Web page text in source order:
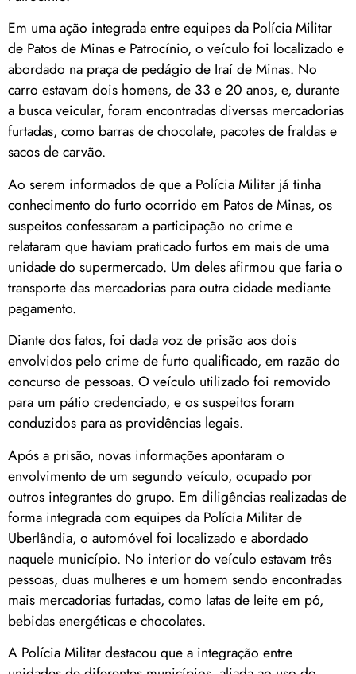
Em uma ação integrada entre equipes da Polícia Militar
de Patos de Minas e Patrocínio, o veículo foi localizado e
abordado na praça de pedágio de Iraí de Minas. No
carro estavam dois homens, de 33 e 20 anos, e, durante
a busca veicular, foram encontradas diversas mercadorias
furtadas, como barras de chocolate, pacotes de fraldas e
sacos de carvão.
Ao serem informados de que a Polícia Militar já tinha
conhecimento do furto ocorrido em Patos de Minas, os
suspeitos confessaram a participação no crime e
relataram que haviam praticado furtos em mais de uma
unidade do supermercado. Um deles afirmou que faria o
transporte das mercadorias para outra cidade mediante
pagamento.
Diante dos fatos, foi dada voz de prisão aos dois
envolvidos pelo crime de furto qualificado, em razão do
concurso de pessoas. O veículo utilizado foi removido
para um pátio credenciado, e os suspeitos foram
conduzidos para as providências legais.
Após a prisão, novas informações apontaram o
envolvimento de um segundo veículo, ocupado por
outros integrantes do grupo. Em diligências realizadas de
forma integrada com equipes da Polícia Militar de
Uberlândia, o automóvel foi localizado e abordado
naquele município. No interior do veículo estavam três
pessoas, duas mulheres e um homem sendo encontradas
mais mercadorias furtadas, como latas de leite em pó,
bebidas energéticas e chocolates.
A Polícia Militar destacou que a integração entre